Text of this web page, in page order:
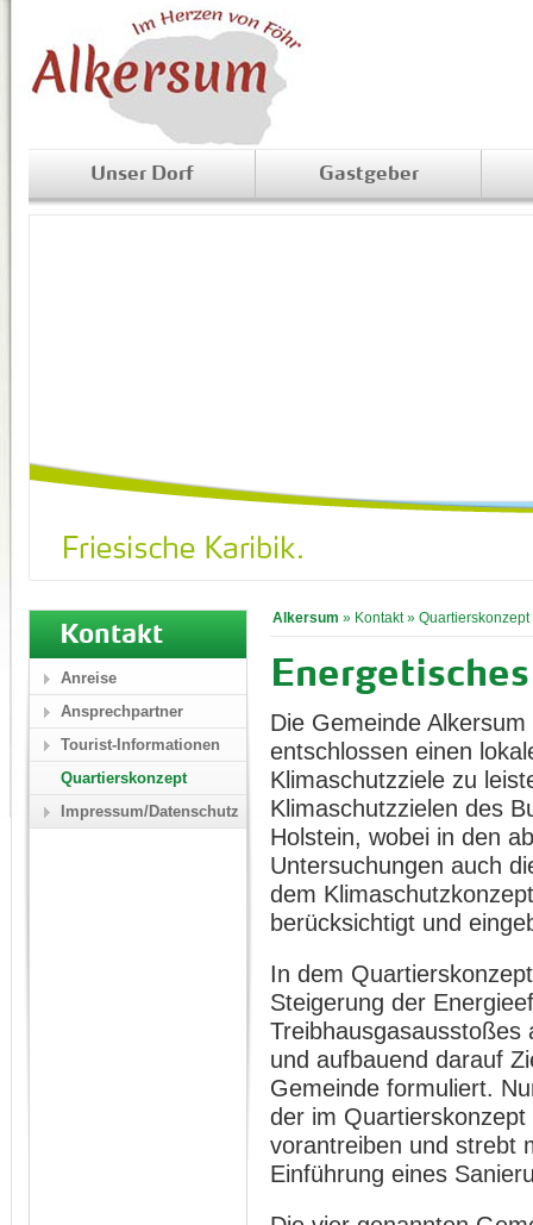
Unser Dorf Gastgeber
Alkersum » Kontakt» Quartierskonzept
Die Gemeinde
entschlossen einen
Klimaschutzziele zu
Klimaschutzzielen des
Holstein, wobei in den
Untersuchungen auch
dem
berücksichtigt und
In dem
Steigerung der
Treibhausgasausstoßes
und aufbauend darauf
Gemeinde formuliert.
der im
vorantreiben und strebt
Einführung eines
Kontakt
Anreise
Ansprechpartner
Tourist-Informationen
Quartierskonzept
Impressum/Datenschutz